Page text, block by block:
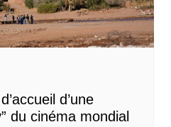
d’une
du cinéma mondial